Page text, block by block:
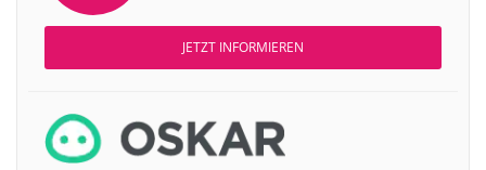
JETZT INFORMIEREN